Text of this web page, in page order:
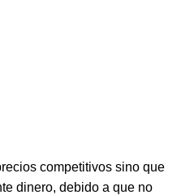
competitivos sino que
dinero, debido a que no